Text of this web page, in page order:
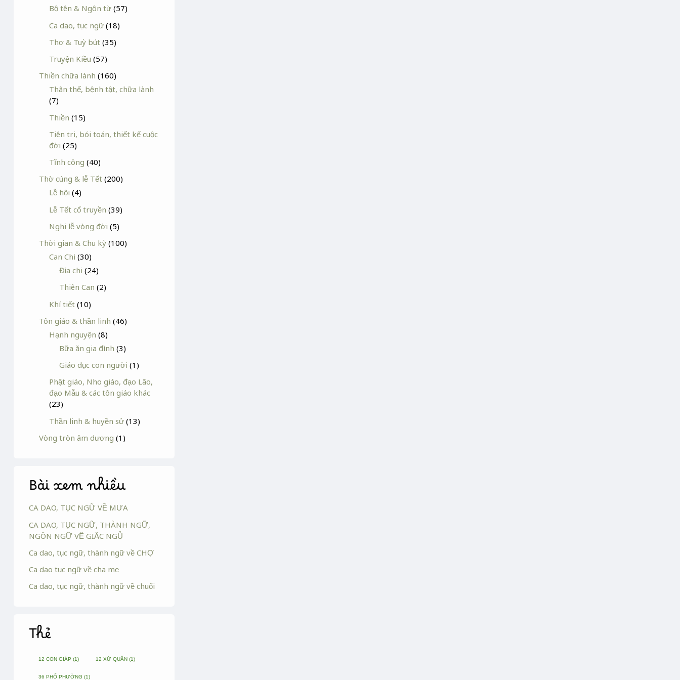
Bộ tên & Ngôn từ (57)
Ca dao, tục ngữ (18)
Thơ & Tuỳ bút (35)
Truyện Kiều (57)
Thiền chữa lành (160)
Thân thể, bệnh tật, chữa lành
(7)
Thiền (15)
Tiên tri, bói toán, thiết kế cuộc
đời (25)
Tĩnh công (40)
Thờ cúng & lễ Tết (200)
Lễ hội (4)
Lễ Tết cổ truyền (39)
Nghi lễ vòng đời (5)
Thời gian & Chu kỳ (100)
Can Chi (30)
Địa chi (24)
Thiên Can (2)
Khí tiết (10)
Tôn giáo & thần linh (46)
Hạnh nguyện (8)
Bữa ăn gia đình (3)
Giáo dục con người (1)
Phật giáo, Nho giáo, đạo Lão,
đạo Mẫu & các tôn giáo khác
(23)
Thần linh & huyền sử (13)
Vòng tròn âm dương (1)
Bài xem nhiều
CA DAO, TỤC NGỮ VỀ MƯA
CA DAO, TỤC NGỮ, THÀNH NGỮ,
NGÔN NGỮ VỀ GIẤC NGỦ
Ca dao, tục ngữ, thành ngữ về CHỢ
Ca dao tục ngữ về cha mẹ
Ca dao, tục ngữ, thành ngữ về chuối
Thẻ
12 CON GIÁP (1) 12 XỨ QUÂN (1)
36 PHỐ PHƯỜNG (1)